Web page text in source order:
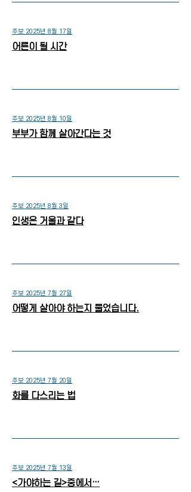
주보 2025년 8월 17일
어른이 될 시간
주보 2025년 8월 10일
부부가 함께 살아간다는 것
주보 2025년 8월 3일
인생은 거울과 같다
주보 2025년 7월 27일
어떻게 살아야 하는지 물었습니다.
주보 2025년 7월 20일
화를 다스리는 법
주보 2025년 7월 13일
<가야하는 길>중에서…